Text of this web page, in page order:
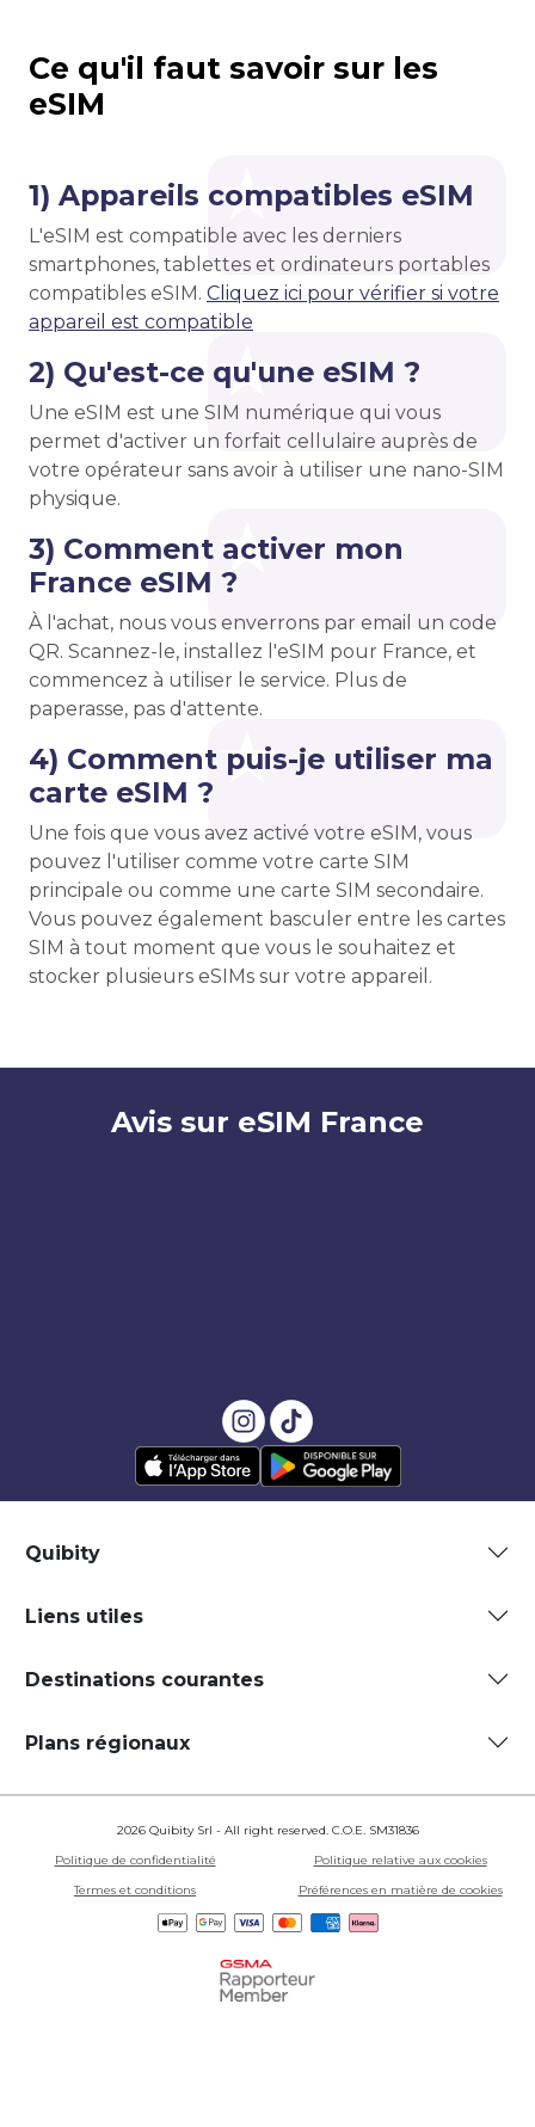
Ce qu'il faut savoir sur les
eSIM
1) Appareils compatibles eSIM
L'eSIM est compatible avec les derniers
smartphones, tablettes et ordinateurs portables
compatibles eSIM. Cliquez ici pour vérifier si votre
appareil est compatible
2) Qu'est-ce qu'une eSIM ?
Une eSIM est une SIM numérique qui vous
permet d'activer un forfait cellulaire auprès de
votre opérateur sans avoir à utiliser une nano-SIM
physique.
3) Comment activer mon
France eSIM ?
À l'achat, nous vous enverrons par email un code
QR. Scannez-le, installez l'eSIM pour France, et
commencez à utiliser le service. Plus de
paperasse, pas d'attente.
4) Comment puis-je utiliser ma
carte eSIM ?
Une fois que vous avez activé votre eSIM, vous
pouvez l'utiliser comme votre carte SIM
principale ou comme une carte SIM secondaire.
Vous pouvez également basculer entre les cartes
SIM à tout moment que vous le souhaitez et
stocker plusieurs eSIMs sur votre appareil.
Avis sur eSIM France
Quibity
Liens utiles
Destinations courantes
Plans régionaux
2026 Quibity Srl - All right reserved. C.O.E. SM31836
Politique de confidentialité
Politique relative aux cookies
Termes et conditions
Préférences en matière de cookies